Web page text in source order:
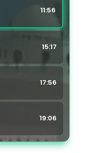
11:56
15:17
17:56
19:06